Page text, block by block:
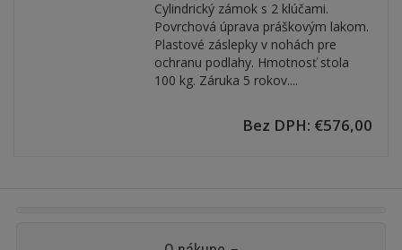
Cylindrický zámok s 2 klúčami.
Povrchová úprava práškovým lakom.
Plastové záslepky v nohách pre
ochranu podlahy. Hmotnosť stola
100 kg. Záruka 5 rokov....
Bez DPH: €576,00